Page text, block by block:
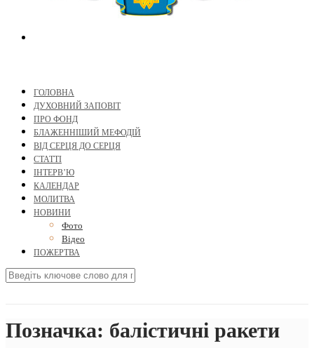
ГОЛОВНА
ДУХОВНИЙ ЗАПОВІТ
ПРО ФОНД
БЛАЖЕННІШИЙ МЕФОДІЙ
ВІД СЕРЦЯ ДО СЕРЦЯ
СТАТТІ
ІНТЕРВ’Ю
КАЛЕНДАР
МОЛИТВА
НОВИНИ
Фото
Відео
ПОЖЕРТВА
Позначка: балістичні ракети